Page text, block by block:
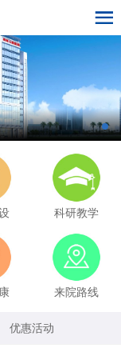
科研教学
来院路线
优惠活动